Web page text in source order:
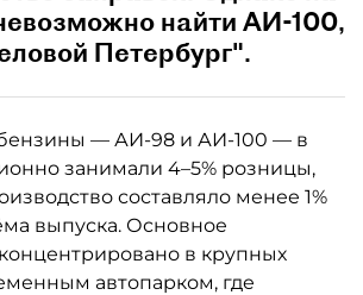
найти АИ-100,
Петербург".
— АИ-98 и АИ-100 — в
занимали 4–5% розницы,
составляло менее 1%
выпуска. Основное
в крупных
автопарком, где